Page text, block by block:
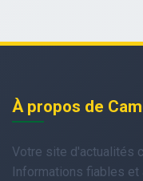
À propos de
Votre site d'actualités
Informations fiables